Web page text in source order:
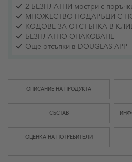
2 БЕЗПЛАТНИ мостри с
МНОЖЕСТВО ПОДАРЪЦИ С
КОДОВЕ ЗА ОТСТЪПКА В
БЕЗПЛАТНО ОПАКОВАНЕ
Още отсъпки в DOUGLAS APP
ОПИСАНИЕ НА ПРОДУКТА
СЪСТАВ
ОЦЕНКА НА ПОТРЕБИТЕЛИ